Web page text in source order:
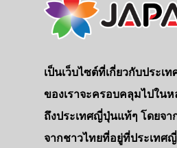
เป็นเว็บไซต์ที่เกี่ยวกับประเ
ของเราจะครอบคลุมไปในห
ถึงประเทศญี่ปุ่นแท้ๆ โดยจา
จากชาวไทยที่อยู่ที่ประเทศ